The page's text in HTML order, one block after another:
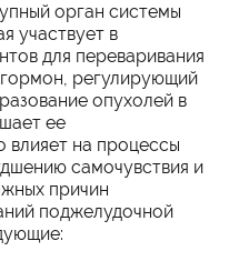
орган системы
участвует в
для переваривания
регулирующий
опухолей в
ее
влияет на процессы
самочувствия и
причин
поджелудочной